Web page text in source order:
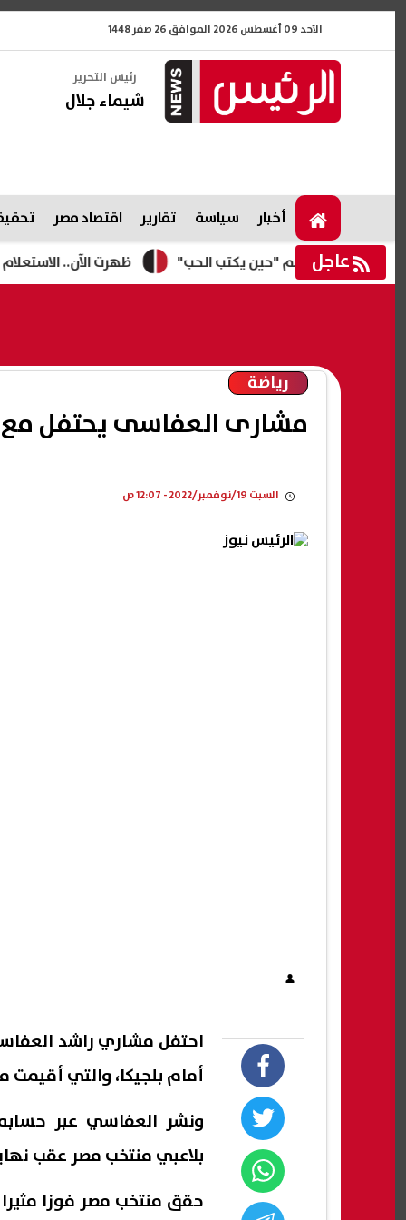
الأحد 09 أغسطس 2026 الموافق 26 صفر 1448
رئيس التحرير
شيماء جلال
أخبار سياسة تقارير اقتصاد مصر
عاجل ظهرت الآن.. الاستعلام عن
رياضة
مشارى العفاسى يحتفل مع
السبت 19/نوفمبر/2022 - 12:07 ص
احتفل مشاري راشد
أمام بلجيكا، والتي
ونشر العفاسي عبر
بلاعبي منتخب مصر عقب
حقق منتخب مصر فوزا